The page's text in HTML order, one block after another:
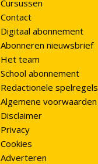
Cursussen
Contact
Digitaal abonnement
Abonneren nieuwsbrief
Het team
School abonnement
Redactionele spelregels
Algemene voorwaarden
Disclaimer
Privacy
Cookies
Adverteren